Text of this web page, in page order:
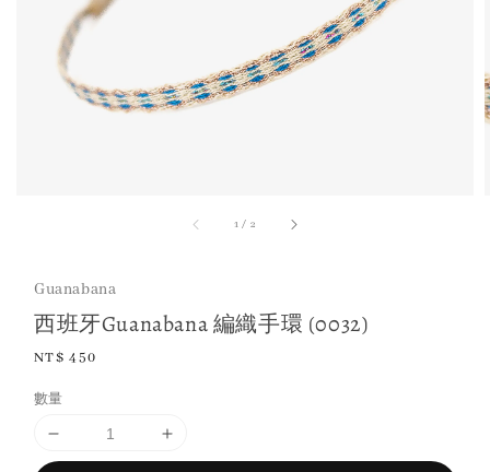
1 / 2
Guanabana
西班牙Guanabana 編織手環 (0032)
Regular
NT$ 450
數量